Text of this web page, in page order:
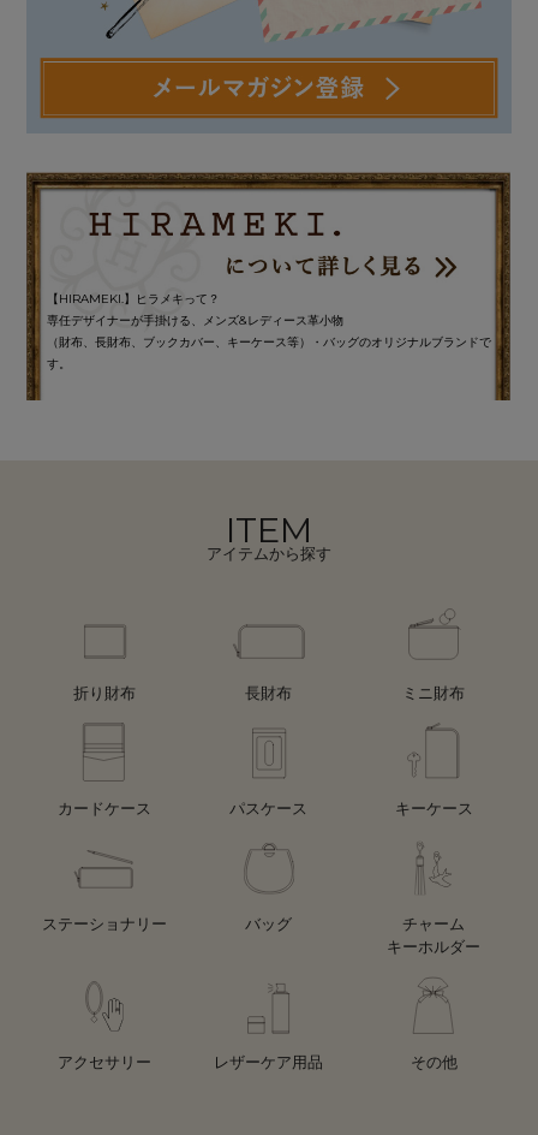
【HIRAMEKI.】ヒラメキって？
専任デザイナーが手掛ける、メンズ&レディース革小物
（財布、長財布、ブックカバー、キーケース等）・バッグのオリジナルブランドで
す。
ITEM
アイテムから探す
折り財布 長財布 ミニ財布
カードケース パスケース キーケース
ステーショナリー バッグ
チャーム
キーホルダー
アクセサリー レザーケア用品 その他